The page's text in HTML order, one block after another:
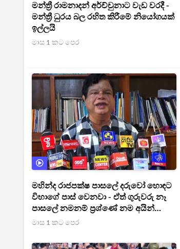
මන්ත්‍රී රාමනාදන් අර්ච්චුනාට වැඩ වරදී -
මන්ත්‍රී ධුරය බල රහිත කිරීමේ නියෝගයක්
ඉල්ලයි
මාස 1 කට පෙර
මහින්ද රාජපක්ෂ පාසලේ දරුවෝ හොඳට
විභාගේ පාස් වෙනවා - ඒත් ගුරුවරු නෑ
පාසලේ නමනම් ප්‍රශ්ණේ නම අයින්
කරගන්න - හිටපු ඇමතිගෙන් සැර
මාස 1 කට පෙර